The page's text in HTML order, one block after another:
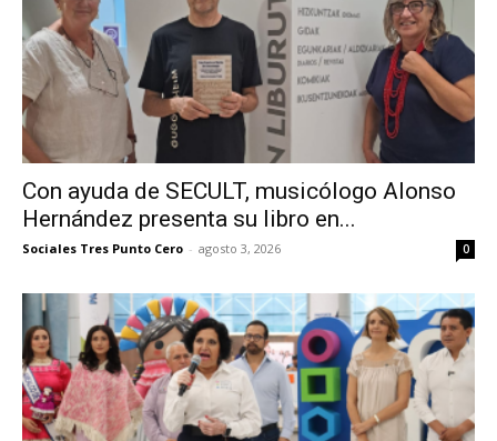
Con ayuda de SECULT, musicólogo Alonso
Hernández presenta su libro en...
Sociales Tres Punto Cero - agosto 3, 2026 0